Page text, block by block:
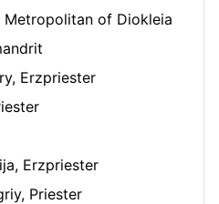
Metropolitan of Diokleia
Erzpriester
Erzpriester
Priester